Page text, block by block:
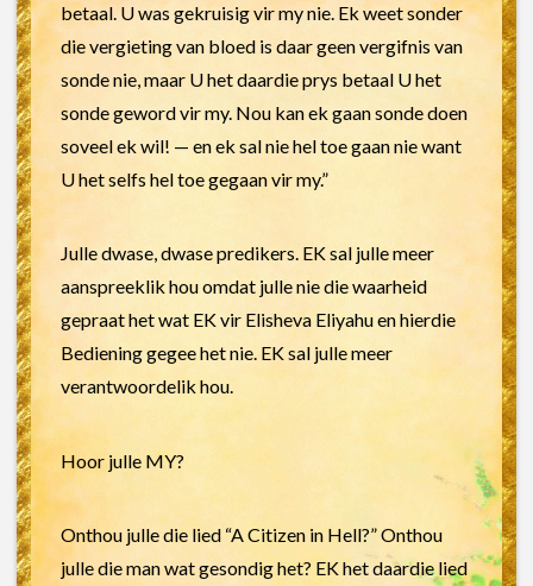
betaal. U was gekruisig vir my nie. Ek weet sonder
die vergieting van bloed is daar geen vergifnis van
sonde nie, maar U het daardie prys betaal U het
sonde geword vir my. Nou kan ek gaan sonde doen
soveel ek wil! — en ek sal nie hel toe gaan nie want
U het selfs hel toe gegaan vir my.”
Julle dwase, dwase predikers. EK sal julle meer
aanspreeklik hou omdat julle nie die waarheid
gepraat het wat EK vir Elisheva Eliyahu en hierdie
Bediening gegee het nie. EK sal julle meer
verantwoordelik hou.
Hoor julle MY?
Onthou julle die lied “A Citizen in Hell?” Onthou
julle die man wat gesondig het? EK het daardie lied